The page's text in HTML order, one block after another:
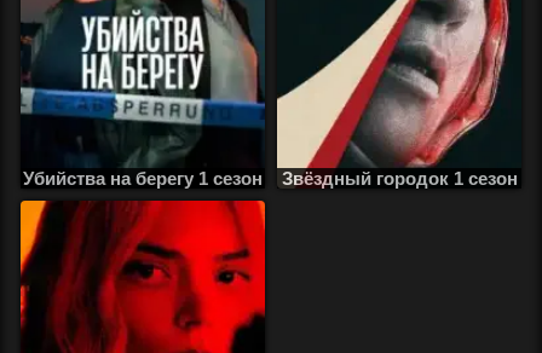
Убийства на берегу 1 сезон Звёздный городок 1 сезон